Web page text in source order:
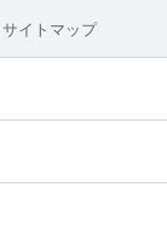
サイトマップ